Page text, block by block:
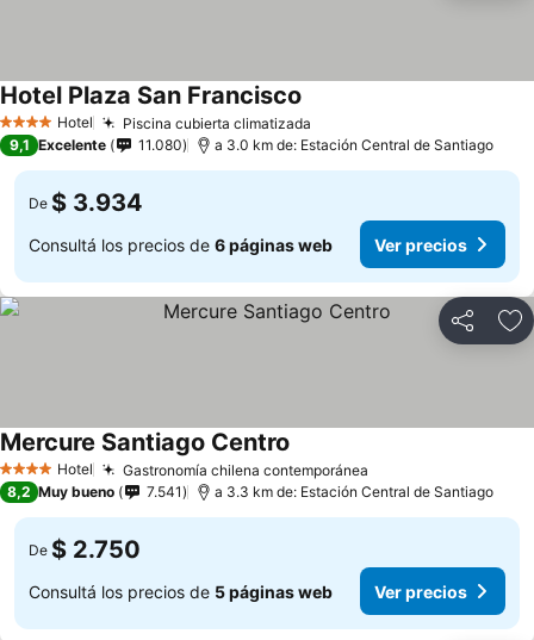
4 EstrellasHotel Piscina cubierta climatizada
Hotel Plaza San Francisco
9,1 Excelente 11.080 a 3.0 km de: Estación Central de Santiago
De $ 3.934
Consultá los precios de 6 páginas web Ver precios
Compartir
4 EstrellasHotel Gastronomía chilena contemporánea
Mercure Santiago Centro
8,2 Muy bueno 7.541 a 3.3 km de: Estación Central de Santiago
De $ 2.750
Consultá los precios de 5 páginas web Ver precios